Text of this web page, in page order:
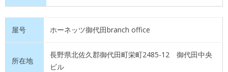
屋号 ホーネッツ御代田branch office
所在地
長野県北佐久郡御代田町栄町2485-12 御代田中央
ビル